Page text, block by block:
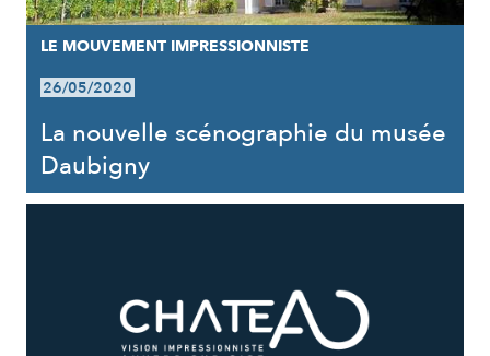
LE MOUVEMENT IMPRESSIONNISTE
26/05/2020
La nouvelle scénographie du musée
Daubigny